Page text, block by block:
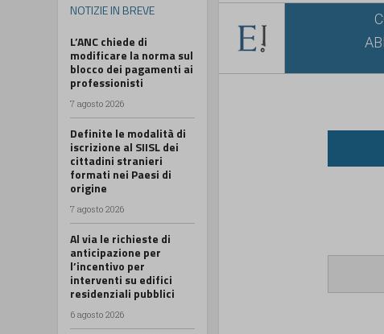
NOTIZIE IN BREVE
L’ANC chiede di
modificare la norma sul
blocco dei pagamenti ai
professionisti
7 agosto 2026
Definite le modalità di
iscrizione al SIISL dei
cittadini stranieri
formati nei Paesi di
origine
7 agosto 2026
Al via le richieste di
anticipazione per
l’incentivo per
interventi su edifici
residenziali pubblici
6 agosto 2026